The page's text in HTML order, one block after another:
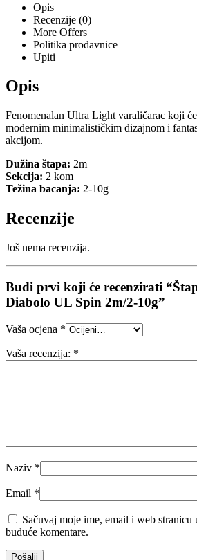
Opis
Recenzije (0)
More Offers
Politika prodavnice
Upiti
Opis
Fenomenalan Ultra Light varaličarac koji
modernim minimalističkim dizajnom i
akcijom.
Dužina štapa: 2m
Sekcija: 2 kom
Težina bacanja: 2-10g
Recenzije
Još nema recenzija.
Budi prvi koji će recenzirati
Diabolo UL Spin 2m/2-10g”
Vaša ocjena *
Vaša recenzija: *
Naziv *
Email *
Sačuvaj moje ime, email i web stranicu
buduće komentare.